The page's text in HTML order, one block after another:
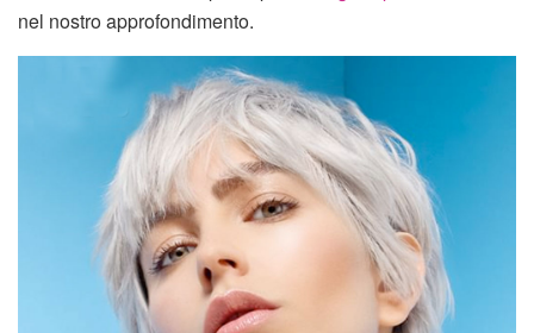
nel nostro approfondimento.